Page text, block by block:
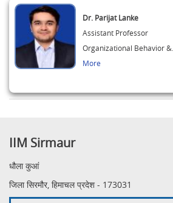
Dr. Parijat Lanke
Assistant Professor
Organizational Behavior &…
More
IIM Sirmaur
धौला कुआं
जिला सिरमौर, हिमाचल प्रदेश - 173031